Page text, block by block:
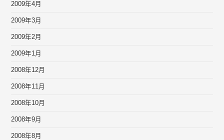
2009年4月
2009年3月
2009年2月
2009年1月
2008年12月
2008年11月
2008年10月
2008年9月
2008年8月